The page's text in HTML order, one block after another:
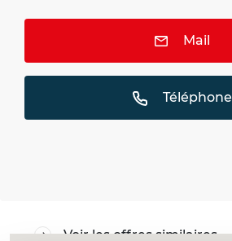
Mail
Téléphone
Voir les offres similaires